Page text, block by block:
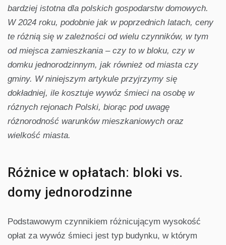
bardziej istotna dla polskich gospodarstw domowych.
W 2024 roku, podobnie jak w poprzednich latach, ceny
te różnią się w zależności od wielu czynników, w tym
od miejsca zamieszkania – czy to w bloku, czy w
domku jednorodzinnym, jak również od miasta czy
gminy. W niniejszym artykule przyjrzymy się
dokładniej, ile kosztuje wywóz śmieci na osobę w
różnych rejonach Polski, biorąc pod uwagę
różnorodność warunków mieszkaniowych oraz
wielkość miasta.
Różnice w opłatach: bloki vs.
domy jednorodzinne
Podstawowym czynnikiem różnicującym wysokość
opłat za wywóz śmieci jest typ budynku, w którym